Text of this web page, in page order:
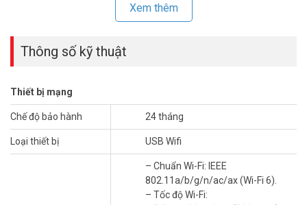
Muốn nâng cấp lên Wi-Fi 6 mà không muốn ăng-ten cồng kềnh hay
dây cáp lòng thòng? USB WiFi TP-Link Archer TX20U Nano là giải
pháp nhỏ gọn nhất trong dòng adapter Wi-Fi 6 của TP-Link hiện
chiếm không gian. Chuẩn Wi-Fi 6 AX1800, OFDMA và MU-MIMO
vẫn được tích hợp đầy đủ dù kích thước siêu nhỏ. Bảo mật WPA3
mới nhất, hỗ trợ Windows 10 và Windows 11 không cần thêm phần
Xem thêm
Thông số kỹ thuật
Thiết bị mạng
Chế độ bảo hành 24 tháng
Loại thiết bị USB Wifi
– Chuẩn Wi-Fi: IEEE
802.11a/b/g/n/ac/ax (Wi-Fi 6).
– Tốc độ Wi-Fi: